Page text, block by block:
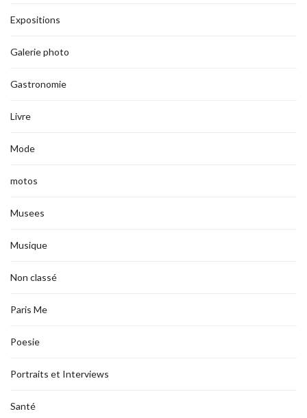
Expositions
Galerie photo
Gastronomie
Livre
Mode
motos
Musees
Musique
Non classé
Paris Me
Poesie
Portraits et Interviews
Santé